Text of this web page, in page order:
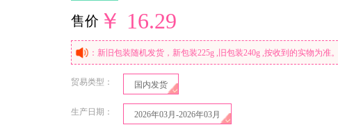
售价 ￥ 16.29
：新旧包装随机发货，新包装225g ,旧包装240g ,按收到的实物为准。
贸易类型： 国内发货
生产日期： 2026年03月-2026年03月